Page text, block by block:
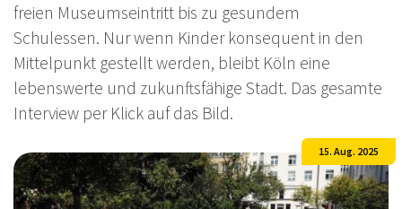
freien Museumseintritt bis zu gesundem
Schulessen. Nur wenn Kinder konsequent in den
Mittelpunkt gestellt werden, bleibt Köln eine
lebenswerte und zukunftsfähige Stadt. Das gesamte
Interview per Klick auf das Bild.
15. Aug. 2025